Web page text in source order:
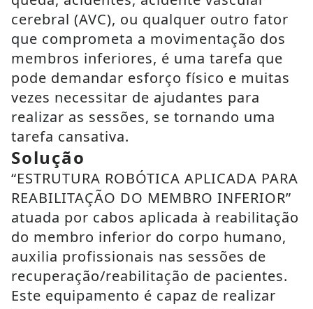
cerebral (AVC), ou qualquer outro fator
que comprometa a movimentação dos
membros inferiores, é uma tarefa que
pode demandar esforço físico e muitas
vezes necessitar de ajudantes para
realizar as sessões, se tornando uma
tarefa cansativa.
Solução
“ESTRUTURA ROBÓTICA APLICADA PARA
REABILITAÇÃO DO MEMBRO INFERIOR”
atuada por cabos aplicada à reabilitação
do membro inferior do corpo humano,
auxilia profissionais nas sessões de
recuperação/reabilitação de pacientes.
Este equipamento é capaz de realizar